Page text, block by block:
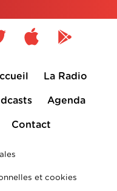
La Radio
Agenda
Contact
et cookies